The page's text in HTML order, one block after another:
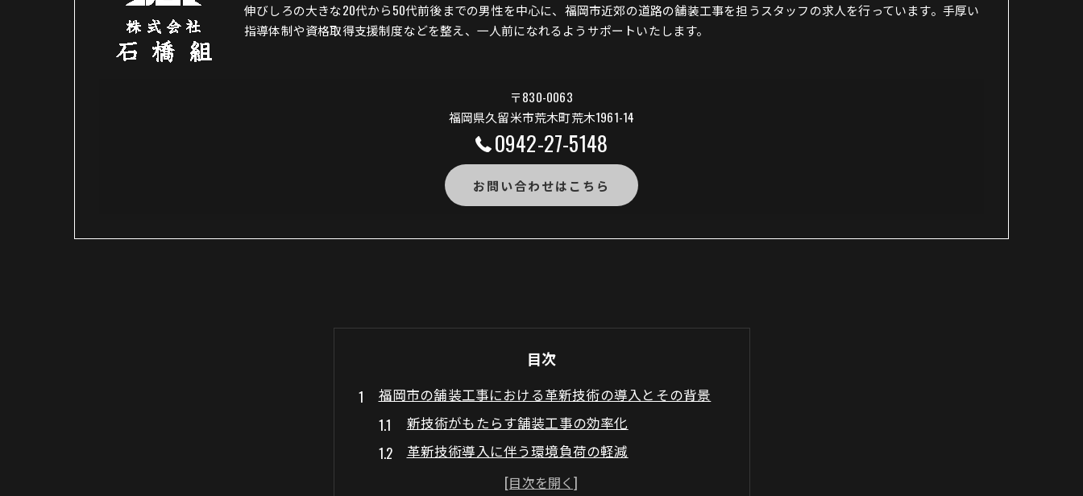
伸びしろの大きな20代から50代前後までの男性を中心に、福岡市近郊の道路の舗装工事を担うスタッフの求人を行っています。手厚い
指導体制や資格取得支援制度などを整え、一人前になれるようサポートいたします。
〒830-0063
福岡県久留米市荒木町荒木1961-14
0942-27-5148
お問い合わせはこちら
目次
福岡市の舗装工事における革新技術の導入とその背景
新技術がもたらす舗装工事の効率化
革新技術導入に伴う環境負荷の軽減
技術進化が与える地域経済への影響